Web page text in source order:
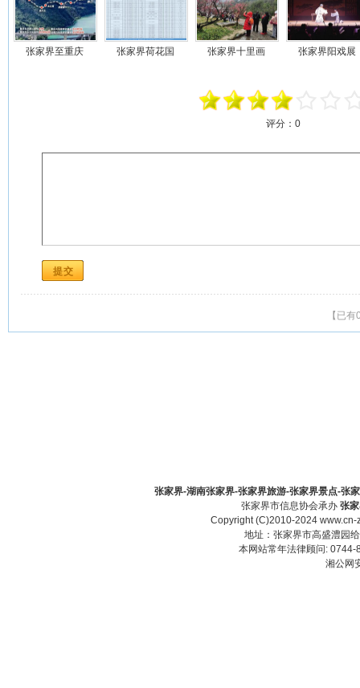
张家界至重庆 张家界荷花国 张家界十里画 张家界阳戏展
评分： 0
【已
张家界-湖南张家界-张家界旅游-张家界景点-张
张家界市信息协会承办 张
Copyright (C)2010-2024
地址：张家界市高盛澧园
本网站常年法律顾问:
湘公网